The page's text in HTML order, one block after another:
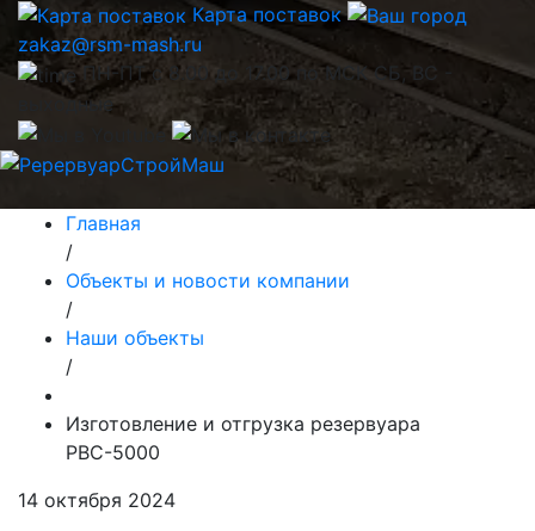
Карта поставок
zakaz@rsm-mash.ru
ПН-ПТ с 8.00 до 17.00 по МСК СБ, ВС -
выходные
Главная
/
Объекты и новости компании
/
Наши объекты
/
Изготовление и отгрузка резервуара
РВС-5000
14 октября 2024